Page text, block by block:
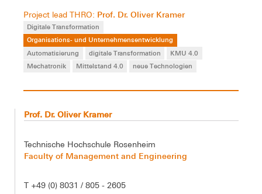
Project lead THRO: Prof. Dr. Oliver Kramer
Digitale Transformation
Organisations- und Unternehmensentwicklung
Automatisierung
digitale Transformation
KMU 4.0
Mechatronik
Mittelstand 4.0 neue Technologien
Prof. Dr. Oliver Kramer
Technische Hochschule Rosenheim
Faculty of Management and Engineering
T +49 (0) 8031 / 805 - 2605